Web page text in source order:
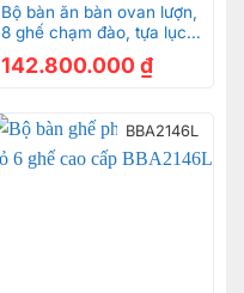
Bộ bàn ăn bàn ovan lượn,
8 ghế chạm đào, tựa lục
vip – BBA159B
142.800.000 ₫
BBA2146L